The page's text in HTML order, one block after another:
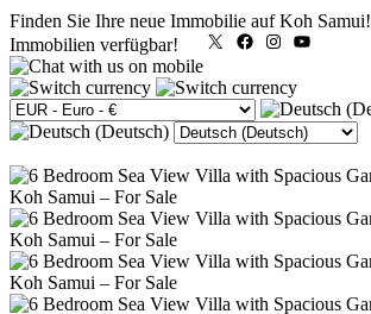
Finden Sie Ihre neue Immobilie auf Koh Samui!
Immobilien verfügbar!
X FacebookInstagram